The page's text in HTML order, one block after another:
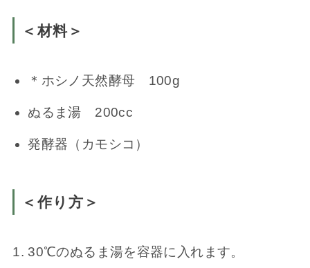
＜材料＞
＊ホシノ天然酵母 100g
ぬるま湯 200cc
発酵器（カモシコ）
＜作り方＞
30℃のぬるま湯を容器に入れます。